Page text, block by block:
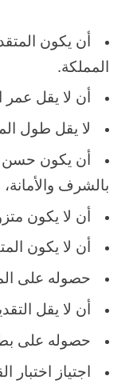
أن يكون
المملكة.
أن لا يقل عمر المتقدم عن
لا يقل طول المتقدم عن 170 سم وان
أن يكون حسن
بالشرف
أن لا يكون
أن لا يكون
حصوله على
أن لا يقل
حصوله على
اجتياز اختبار